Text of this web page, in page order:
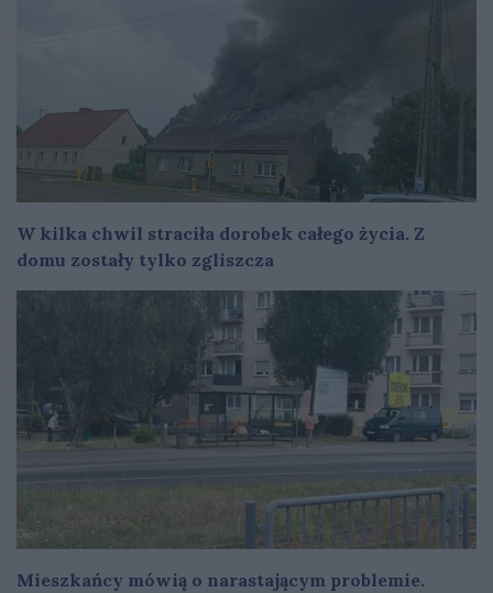
W kilka chwil straciła dorobek całego życia. Z
domu zostały tylko zgliszcza
Mieszkańcy mówią o narastającym problemie.